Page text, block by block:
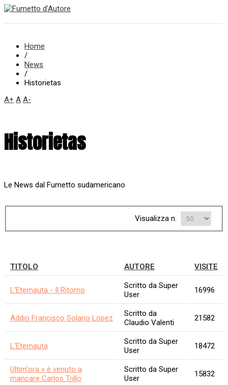
Home
/
News
/
Historietas
A+ A A-
Historietas
Le News dal Fumetto sudamericano
Visualizza n.
TITOLO AUTORE VISITE
L'Eternauta - Il Ritorno
Scritto da Super
User
16996
Addio Francisco Solano Lopez
Scritto da
Claudio Valenti
21582
L’Eternauta
Scritto da Super
User
18472
Ultim'ora » è venuto a
mancare Carlos Trillo
Scritto da Super
User
15832